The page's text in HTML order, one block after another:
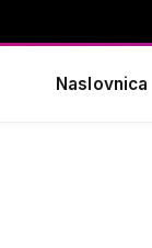
Naslovnica